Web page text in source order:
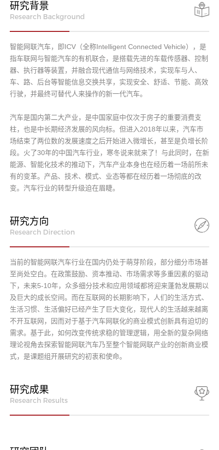
研究背景
Research Background
智能网联汽车，即ICV（全称Intelligent Connected Vehicle），是
指车联网与智能汽车的有机联合，是搭载先进的车载传感器、控制
器、执行器等装置，并融合现代通信与网络技术，实现车与人、
车、路、后台等智能信息交换共享，实现安全、舒适、节能、高效
行驶，并最终可替代人来操作的新一代汽车。
汽车是国内第二大产业，是中国家庭中仅次于房子的重要消费支
柱，也是中长期经济发展的风向标。但进入2018年以来，汽车市
场结束了两位数的发展速度之后开始进入微增长，甚至是负增长阶
段。火了30年的中国汽车行业，寒冬说来就来了！与此同时，在新
能源、智能化技术的推动下，汽车产业本身也在经历着一场前所未
有的变革。产品、技术、模式、业态等都在经历着一场彻底的改
变。汽车行业的转型升级迫在眉睫。
研究方向
Research Direction
当前的智能网联汽车行业在国内仍处于萌芽阶段，部分细分市场甚
至尚处空白。在政策鼓励、资本推动、市场需求等多重因素的驱动
下，未来5-10年，众多细分技术和应用领域都将迎来蓬勃发展期以
及巨大的成长空间。而在互联网的长期影响下，人们的生活方式、
生活习惯、生活偏好已经产生了巨大变化，现代人的生活越来越离
不开互联网，因而对于基于汽车网联化的商业模式创新具有迫切的
需求。基于此，如何改变传统求稳的管理逻辑，用全新的复杂网络
理论视角去探索智能网联汽车乃至整个智能网联产业的创新商业模
式，是课题组开展研究的初衷和使命。
研究成果
Research Results